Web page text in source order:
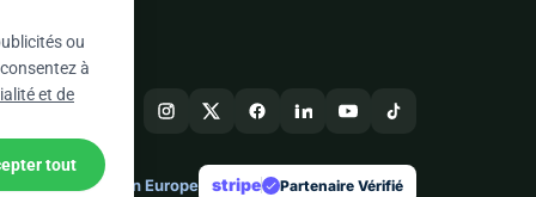
Conçu en Europe stripe check Partenaire Vérifié
ou
à
et de
tout